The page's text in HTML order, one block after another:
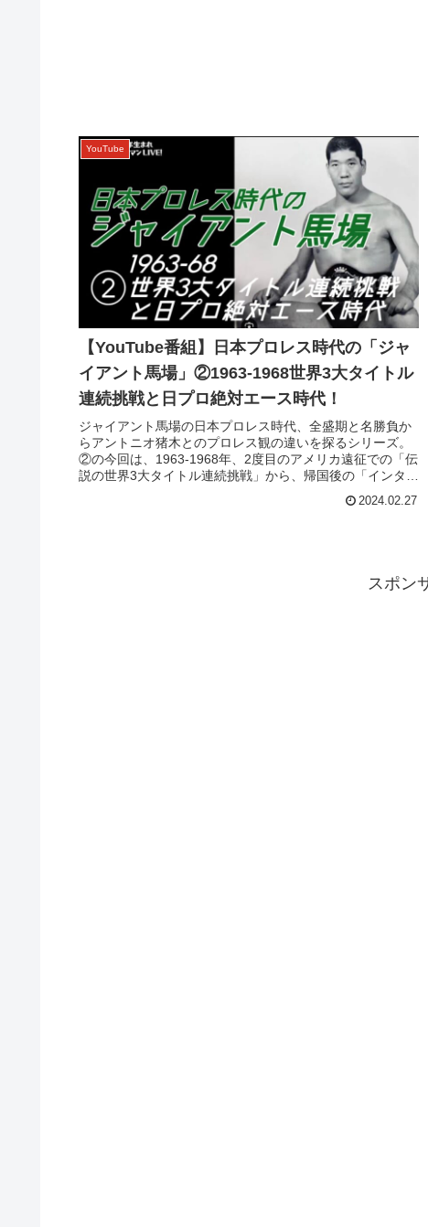
YouTube
【YouTube番組】日本プロレス時代の「ジャ
イアント馬場」②1963-1968世界3大タイトル
連続挑戦と日プロ絶対エース時代！
ジャイアント馬場の日本プロレス時代、全盛期と名勝負か
らアントニオ猪木とのプロレス観の違いを探るシリーズ。
②の今回は、1963-1968年、2度目のアメリカ遠征での「伝
説の世界3大タイトル連続挑戦」から、帰国後の「インター
2024.02.27
スポン